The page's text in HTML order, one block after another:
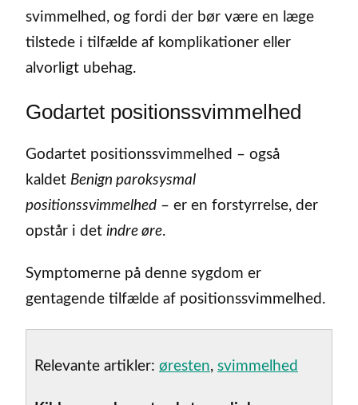
svimmelhed, og fordi der bør være en læge
tilstede i tilfælde af komplikationer eller
alvorligt ubehag.
Godartet positionssvimmelhed
Godartet positionssvimmelhed – også
kaldet Benign paroksysmal
positionssvimmelhed – er en forstyrrelse, der
opstår i det indre øre.
Symptomerne på denne sygdom er
gentagende tilfælde af positionssvimmelhed.
Relevante artikler: øresten, svimmelhed